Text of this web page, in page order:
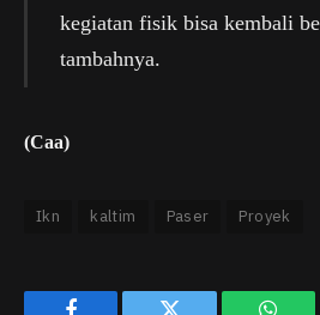
kegiatan fisik bisa kembali
tambahnya.
(Caa)
Ikn kaltim Paser Proyek